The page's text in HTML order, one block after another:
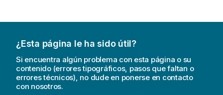
¿Esta página le ha sido útil?
Si encuentra algún problema con esta página o su
contenido (errores tipográficos, pasos que faltan o
errores técnicos), no dude en ponerse en contacto
con nosotros.